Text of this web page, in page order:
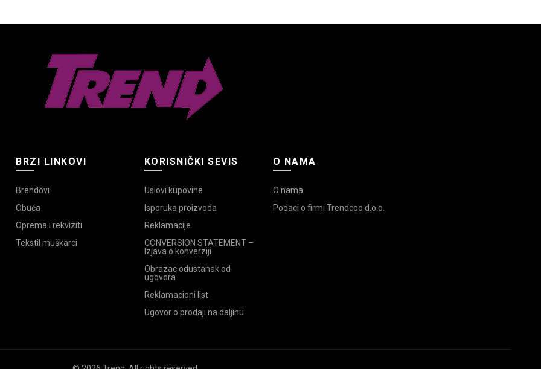
BRZI LINKOVI
Brendovi
Obuća
Oprema i rekviziti
Tekstil muškarci
KORISNIČKI SEVIS
Uslovi kupovine
Isporuka proizvoda
Reklamacije
CONVERSION STATEMENT –
Izjava o konverziji
Obrazac odustanak od
ugovora
Reklamacioni list
Ugovor o prodaji na daljinu
O NAMA
O nama
Podaci o firmi Trendcoo d.o.o.